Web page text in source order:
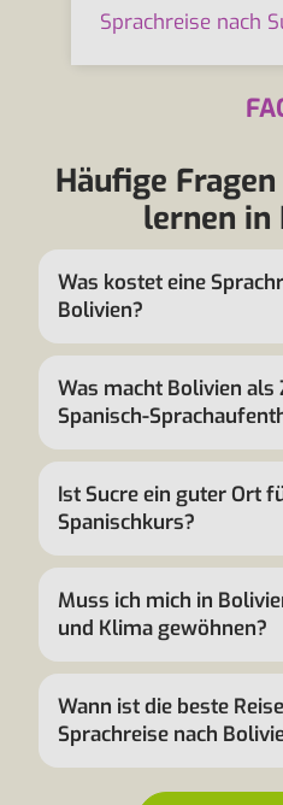
Sprachreise nach
Häufige
lernen in
Was kostet eine
Bolivien?
Was macht Bolivien als
Spanisch-
Ist Sucre ein guter Ort
Spanischkurs?
Muss ich mich in
und Klima gewöhnen?
Wann ist die beste
Sprachreise nach